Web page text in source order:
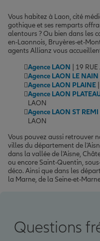
Vous habitez à Laon, cité
gothique et ses remparts
alentours ? Ou bien dans les
en-Laonnois, Bruyères-et-
agents Allianz vous
Agence LAON | 19
Agence LAON LE NAIN
Agence LAON PLAINE
Agence LAON
LAON
Agence LAON ST REMI
LAON
Vous pouvez aussi retrouver
villes du département de
dans la vallée de l'Aisne,
ou encore Saint-Quentin,
déco. Ainsi que dans les
la Marne, de la Seine-et-
Questions